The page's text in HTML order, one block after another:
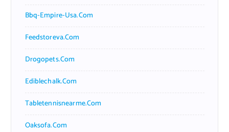
Bbq-Empire-Usa.com
Feedstoreva.com
Drogopets.com
Ediblechalk.com
Tabletennisnearme.com
Oaksofa.com